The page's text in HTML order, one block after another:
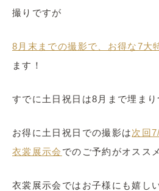
撮りですが
8月末までの撮影で、お得な7大
ます！
すでに土日祝日は8月まで埋ま
お得に土日祝日での撮影は次回
衣裳展示会 でのご予約がオスス
衣裳展示会ではお子様にも嬉し